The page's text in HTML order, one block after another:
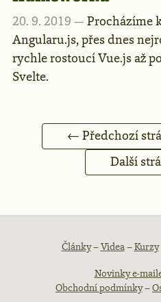
20. 9. 2019 — Procházíme
Angularu.js, přes dnes
rychle rostoucí Vue.js až
Svelte.
← Předchozí
Další
Patička
webu
Články–Videa–Kurzy
Novinky e-
Obchodní podmínky–